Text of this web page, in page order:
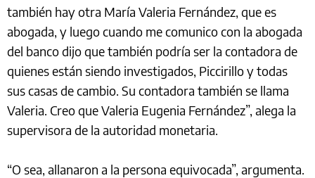
también hay otra María Valeria Fernández, que es
abogada, y luego cuando me comunico con la abogada
del banco dijo que también podría ser la contadora de
quienes están siendo investigados, Piccirillo y todas
sus casas de cambio. Su contadora también se llama
Valeria. Creo que Valeria Eugenia Fernández”, alega la
supervisora de la autoridad monetaria.
“O sea, allanaron a la persona equivocada”, argumenta.